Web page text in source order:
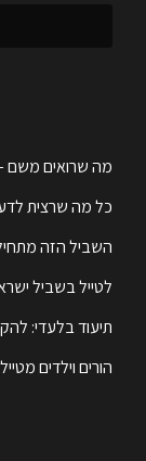
מה שרואים משם –
כל מה שרצית
השביל הזה
לטייל בשביל
תיעוד בלעדי: להקים מגדל
הורים וילדים